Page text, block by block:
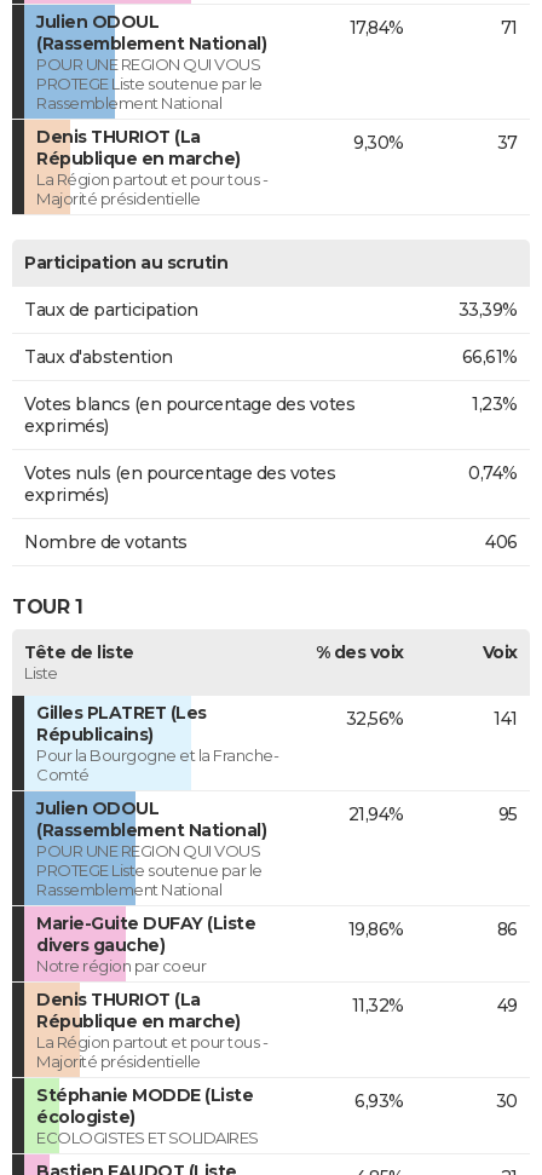
Julien ODOUL
(Rassemblement National)
POUR UNE REGION QUI VOUS
PROTEGE Liste soutenue par le
Rassemblement National
17,84% 71
Denis THURIOT (La
République en marche)
La Région partout et pour tous -
Majorité présidentielle
9,30% 37
Participation au scrutin
Taux de participation 33,39%
Taux d'abstention 66,61%
Votes blancs (en pourcentage des votes
exprimés)
1,23%
Votes nuls (en pourcentage des votes
exprimés)
0,74%
Nombre de votants 406
TOUR 1
Tête de liste
Liste
% des voix Voix
Gilles PLATRET (Les
Républicains)
Pour la Bourgogne et la Franche-
Comté
32,56% 141
Julien ODOUL
(Rassemblement National)
POUR UNE REGION QUI VOUS
PROTEGE Liste soutenue par le
Rassemblement National
21,94% 95
Marie-Guite DUFAY (Liste
divers gauche)
Notre région par coeur
19,86% 86
Denis THURIOT (La
République en marche)
La Région partout et pour tous -
Majorité présidentielle
11,32% 49
Stéphanie MODDE (Liste
écologiste)
ECOLOGISTES ET SOLIDAIRES
6,93% 30